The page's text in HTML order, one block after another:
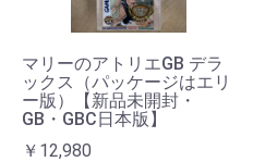
マリーのアトリエGB デラ
ックス（パッケージはエリ
ー版）【新品未開封・
GB・GBC日本版】
￥12,980